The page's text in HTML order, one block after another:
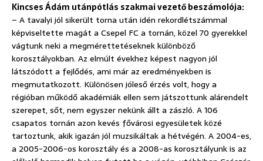
Kincses Ádám utánpótlás szakmai vezető beszámolója:
– A tavalyi jól sikerült torna után idén rekordlétszámmal
képviseltette magát a Csepel FC a tornán, közel 70 gyerekkel
vágtunk neki a megmérettetéseknek különböző
korosztályokban. Az elmúlt évekhez képest nagyon jól
látszódott a fejlődés, ami már az eredményekben is
megmutatkozott. Különösen jóleső érzés volt, hogy a
régióban működő akadémiák ellen sem játszottunk alárendelt
szerepet, sőt, nem egyszer nekünk állt a zászló. A 106
csapatos tornán azon kevés fővárosi egyesületek közé
tartoztunk, akik igazán jól muzsikáltak a hétvégén. A 2004-es,
a 2005-2006-os korosztály és a 2008-as korosztályunk is az